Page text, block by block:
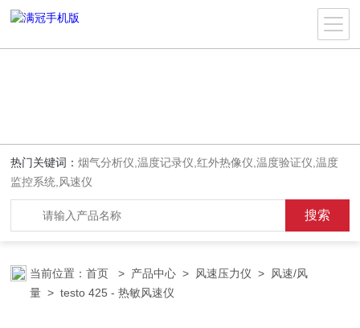
热门关键词：烟气分析仪,温度记录仪,红外热像仪,温度验证仪,温度
监控系统,风速仪
当前位置：首页 > 产品中心 > 风速压力仪 >
风速/风
量 > testo 425 - 热敏风速仪